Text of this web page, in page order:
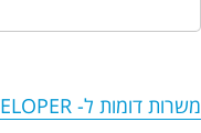
משרות דומות ל-